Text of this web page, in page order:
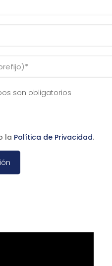
son obligatorios
la Política de Privacidad.